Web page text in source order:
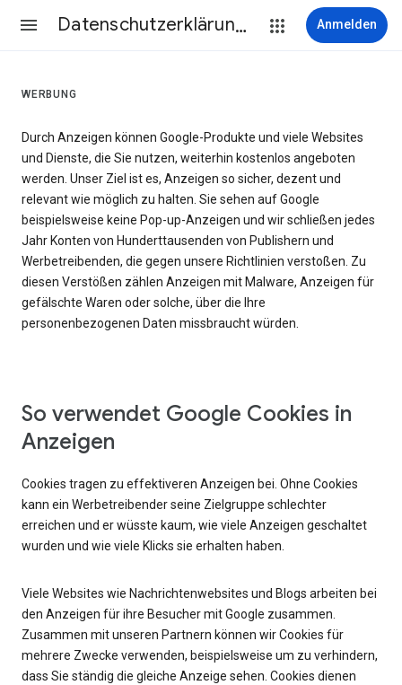
Datenschutzerklärung & Nutzungsbedingungen Anmelden
WERBUNG
Durch Anzeigen können Google-Produkte und viele Websites
und Dienste, die Sie nutzen, weiterhin kostenlos angeboten
werden. Unser Ziel ist es, Anzeigen so sicher, dezent und
relevant wie möglich zu halten. Sie sehen auf Google
beispielsweise keine Pop-up-Anzeigen und wir schließen jedes
Jahr Konten von Hunderttausenden von Publishern und
Werbetreibenden, die gegen unsere Richtlinien verstoßen. Zu
diesen Verstößen zählen Anzeigen mit Malware, Anzeigen für
gefälschte Waren oder solche, über die Ihre
personenbezogenen Daten missbraucht würden.
So verwendet Google Cookies in
Anzeigen
Cookies tragen zu effektiveren Anzeigen bei. Ohne Cookies
kann ein Werbetreibender seine Zielgruppe schlechter
erreichen und er wüsste kaum, wie viele Anzeigen geschaltet
wurden und wie viele Klicks sie erhalten haben.
Viele Websites wie Nachrichtenwebsites und Blogs arbeiten bei
den Anzeigen für ihre Besucher mit Google zusammen.
Zusammen mit unseren Partnern können wir Cookies für
mehrere Zwecke verwenden, beispielsweise um zu verhindern,
dass Sie ständig die gleiche Anzeige sehen. Cookies dienen